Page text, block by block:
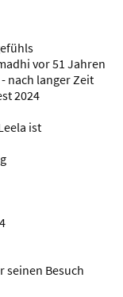
vor 51 Jahren
nach langer Zeit
2024
ist
seinen Besuch